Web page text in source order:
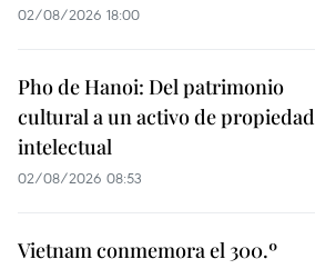
02/08/2026 18:00
Pho de Hanoi: Del patrimonio
cultural a un activo de propiedad
intelectual
02/08/2026 08:53
Vietnam conmemora el 300.º